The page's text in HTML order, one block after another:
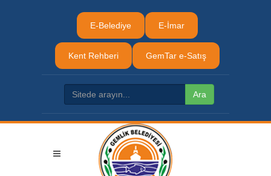
E-Belediye E-İmar
Kent Rehberi GemTar e-Satış